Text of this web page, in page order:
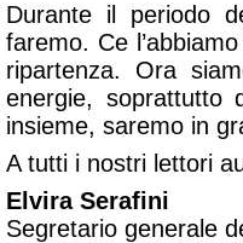
Durante il periodo
faremo. Ce
ripartenza. Ora
energie, soprattutto
insieme, saremo in
A tutti i nostri lettori
Elvira Serafini
Segretario generale